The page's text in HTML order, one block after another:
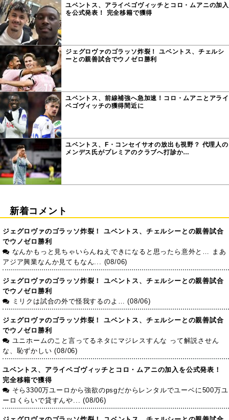
ユベントス、アライベゴヴィッチとコロ・ムアニの加入
を公式発表！ 完全移籍で獲得
ジェグロヴァのゴラッソ炸裂！ ユベントス、チェルシ
ーとの親善試合でウノゼロ勝利
ユベントス、前線補強へ急加速！コロ・ムアニとアライ
ベゴヴィッチの獲得間近に
ユベントス、F・コンセイサオの放出も視野？ 代理人の
メンデス氏がプレミアのクラブへ打診か…
新着コメント
ジェグロヴァのゴラッソ炸裂！ ユベントス、チェルシーとの親善試合
でウノゼロ勝利
なんかもっと見ちゃいらんねえできになると思ったら意外と… まあ
アジア興業なんか見てもなん... (08/06)
ジェグロヴァのゴラッソ炸裂！ ユベントス、チェルシーとの親善試合
でウノゼロ勝利
ミリクは試合の外で怪我するのよ… (08/06)
ジェグロヴァのゴラッソ炸裂！ ユベントス、チェルシーとの親善試合
でウノゼロ勝利
ユニホームのこと言ってるネタにマジレスすんな って解説させん
な、恥ずかしい (08/06)
ユベントス、アライベゴヴィッチとコロ・ムアニの加入を公式発表！
完全移籍で獲得
そら3300万ユーロから強欲のpsgだからレンタルでユーベに500万ユ
ーロくらいで貸すんや... (08/06)